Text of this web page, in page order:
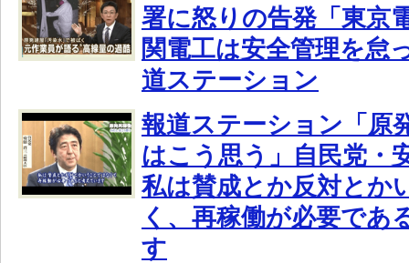
署に怒りの告発「東京
関電工は安全管理を怠
道ステーション
報道ステーション「原
はこう思う」自民党・
私は賛成とか反対とか
く、再稼働が必要であ
す